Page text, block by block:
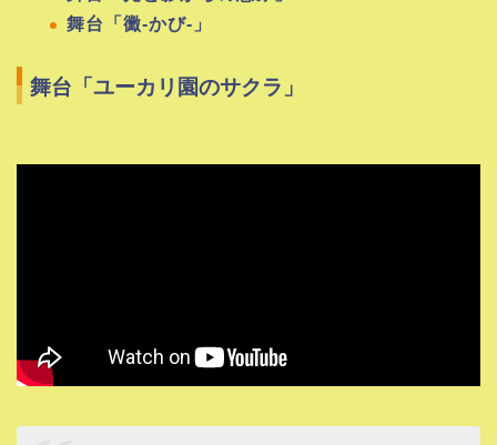
舞台「黴-かび-」
舞台「ユーカリ園のサクラ」